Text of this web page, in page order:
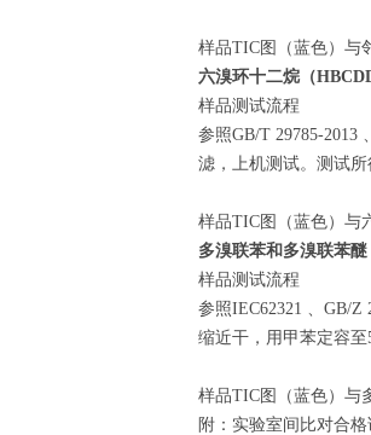
样品TIC图（蓝色）与
六溴环十二烷（
样品测试流程
参照GB/T 29785-2013
滤，上机测试。测试
样品TIC图（蓝色）与
多溴联苯和多溴联苯醚
样品测试流程
参照IEC62321 、GB/
缩近干，用甲苯定容
样品TIC图（蓝色）与
附：实验室间比对合